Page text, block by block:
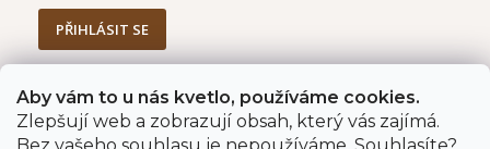
Aby vám to u nás kvetlo, používáme cookies.
Zlepšují web a zobrazují obsah, který vás zajímá.
PŘIHLÁSIT SE
Jahodárna Brozany Obchodní podmínky
Podmínky ochrany údajů